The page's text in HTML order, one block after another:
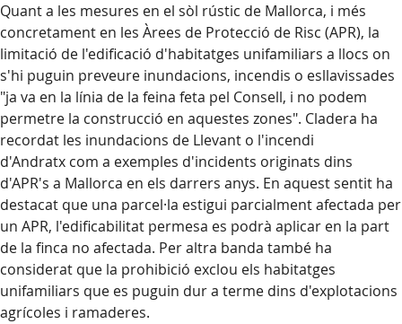
Quant a les mesures en el sòl rústic de Mallorca, i més
concretament en les Àrees de Protecció de Risc (APR), la
limitació de l'edificació d'habitatges unifamiliars a llocs on
s'hi puguin preveure inundacions, incendis o esllavissades
"ja va en la línia de la feina feta pel Consell, i no podem
permetre la construcció en aquestes zones". Cladera ha
recordat les inundacions de Llevant o l'incendi
d'Andratx com a exemples d'incidents originats dins
d'APR's a Mallorca en els darrers anys. En aquest sentit ha
destacat que una parcel·la estigui parcialment afectada per
un APR, l'edificabilitat permesa es podrà aplicar en la part
de la finca no afectada. Per altra banda també ha
considerat que la prohibició exclou els habitatges
unifamiliars que es puguin dur a terme dins d'explotacions
agrícoles i ramaderes.